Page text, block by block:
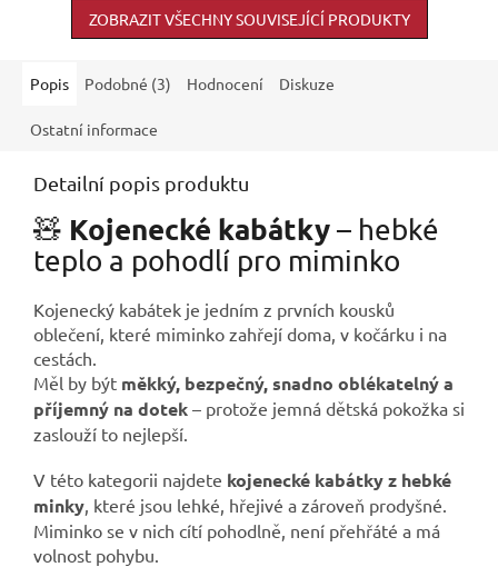
ZOBRAZIT VŠECHNY SOUVISEJÍCÍ PRODUKTY
Popis Podobné (3) Hodnocení Diskuze
Ostatní informace
Detailní popis produktu
🧸 Kojenecké kabátky– hebké
teplo a pohodlí pro miminko
Kojenecký kabátek je jedním z prvních kousků
oblečení, které miminko zahřejí doma, v kočárku i na
cestách.
Měl by být měkký, bezpečný, snadno oblékatelný a
příjemný na dotek – protože jemná dětská pokožka si
zaslouží to nejlepší.
V této kategorii najdete kojenecké kabátky z hebké
minky , které jsou lehké, hřejivé a zároveň prodyšné.
Miminko se v nich cítí pohodlně, není přehřáté a má
volnost pohybu.